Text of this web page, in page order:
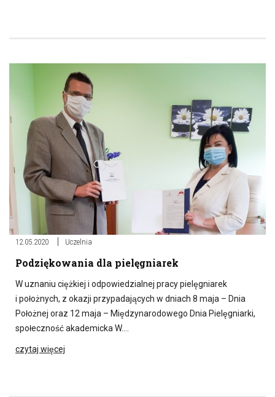
12.05.2020 Uczelnia
Podziękowania dla pielęgniarek
W uznaniu ciężkiej i odpowiedzialnej pracy pielęgniarek
i położnych, z okazji przypadających w dniach 8 maja – Dnia
Położnej oraz 12 maja – Międzynarodowego Dnia Pielęgniarki,
społeczność akademicka W….
czytaj więcej